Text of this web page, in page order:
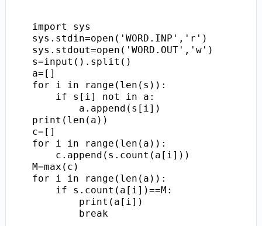
import sys
sys.stdin=open('WORD.INP','r')
sys.stdout=open('WORD.OUT','w')
s=input().split()
a=[]
for i in range(len(s)):
    if s[i] not in a:
        a.append(s[i])
print(len(a))
c=[]
for i in range(len(a)):
    c.append(s.count(a[i]))
M=max(c)
for i in range(len(a)):
    if s.count(a[i])==M:
        print(a[i])
        break